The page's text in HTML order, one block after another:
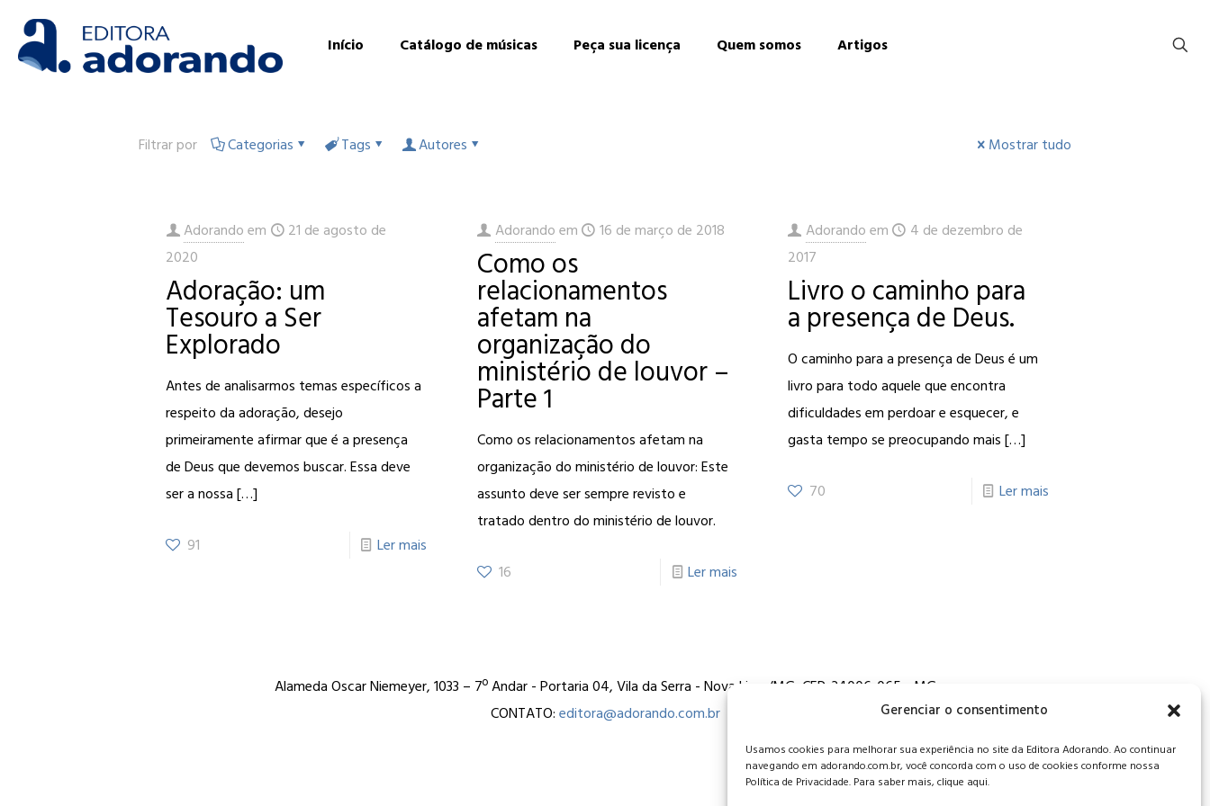
Gerenciar o consentimento
Usamos cookies para melhorar sua experiência no site da Editora Adorando. Ao continuar
navegando em adorando.com.br, você concorda com o uso de cookies conforme nossa
Política de Privacidade. Para saber mais, clique aqui.
Início Catálogo de músicas Peça sua licença Quem somos Artigos
Filtrar por Categorias Tags Autores Mostrar tudo
Adorando em
21 de agosto de
2020
Adoração: um
Tesouro a Ser
Explorado
Antes de analisarmos temas específicos a
respeito da adoração, desejo
primeiramente afirmar que é a presença
de Deus que devemos buscar. Essa deve
ser a nossa[…]
91 Ler mais
Adorandoem 16 de março de 2018
Como os
relacionamentos
afetam na
organização do
ministério de louvor –
Parte 1
Como os relacionamentos afetam na
organização do ministério de louvor: Este
assunto deve ser sempre revisto e
tratado dentro do ministério de louvor.
16 Ler mais
Adorandoem
4 de dezembro de
2017
Livro o caminho para
a presença de Deus.
O caminho para a presença de Deus é um
livro para todo aquele que encontra
dificuldades em perdoar e esquecer, e
gasta tempo se preocupando mais[…]
70 Ler mais
Alameda Oscar Niemeyer, 1033 – 7º Andar - Portaria 04, Vila da Serra - Nova Lima/MG, CEP: 34006-065 - MG
CONTATO:editora@adorando.com.br